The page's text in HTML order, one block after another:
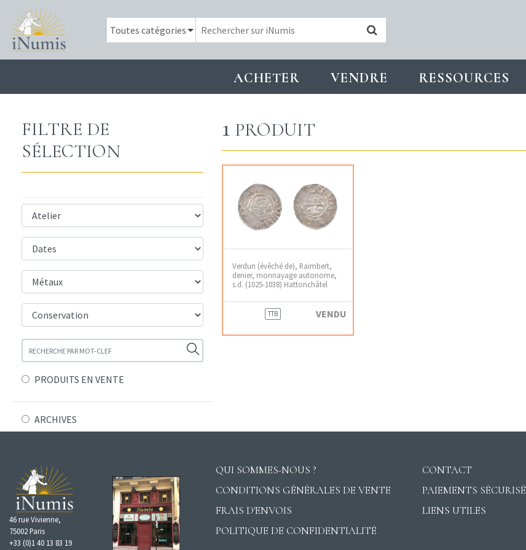
ACHETER VENDRE RESSOURCES
FILTRE DE
SÉLECTION
PRODUITS EN VENTE
ARCHIVES
1 PRODUIT
Verdun (évêché de), Raimbert,
denier, monnayage autonome,
s.d. (1025-1038) Hattonchâtel
TTB VENDU
46 rue Vivienne,
75002 Paris
+33 (0)1 40 13 83 19
QUI SOMMES-NOUS ?
CONDITIONS GÉNÉRALES DE VENTE
FRAIS D'ENVOIS
POLITIQUE DE CONFIDENTIALITÉ
CONTACT
PAIEMENTS SÉCURISÉ
LIENS UTILES